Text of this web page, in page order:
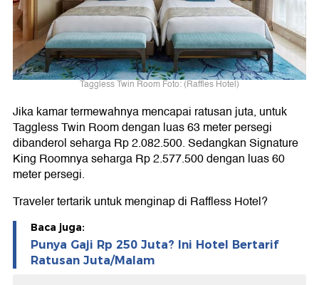
Taggless Twin Room Foto: (Raffles Hotel)
Jika kamar termewahnya mencapai ratusan juta, untuk
Taggless Twin Room dengan luas 63 meter persegi
dibanderol seharga Rp 2.082.500. Sedangkan Signature
King Roomnya seharga Rp 2.577.500 dengan luas 60
meter persegi.
Traveler tertarik untuk menginap di Raffless Hotel?
Baca juga:
Punya Gaji Rp 250 Juta? Ini Hotel Bertarif
Ratusan Juta/Malam